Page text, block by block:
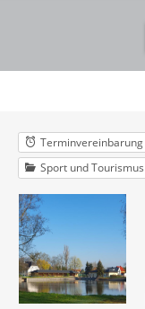
Terminvereinbarung
Sport und Tourismus